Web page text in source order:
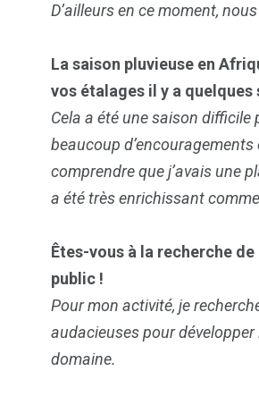
D’ailleurs en ce moment,
La saison pluvieuse en
vos étalages il y a
Cela a été une saison difficile
beaucoup d’encouragements
comprendre que j’avais une
a été très enrichissant
Êtes-vous à la recherche
public !
Pour mon activité, je
audacieuses pour
domaine.